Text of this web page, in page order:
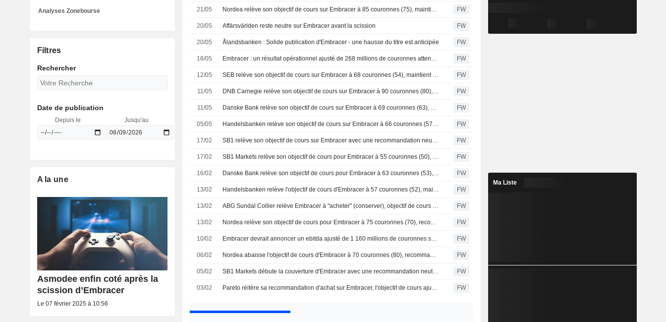
21/05 Nordea relève son objectif de cours sur Embracer à 85 couronnes (75), maintient son conseil à l'achat FW
20/05 Affärsvärlden reste neutre sur Embracer avant la scission FW
20/05 Ålandsbanken : Solide publication d'Embracer - une hausse du titre est anticipée FW
18/05 Embracer : un résultat opérationnel ajusté de 268 millions de couronnes attendu - Modular FW
12/05 SEB relève son objectif de cours sur Embracer à 68 couronnes (54), maintient sa recommandation à 'conserver' FW
11/05 DNB Carnegie relève son objectif de cours sur Embracer à 90 couronnes (80), maintient son conseil à l'achat FW
11/05 Danske Bank relève son objectif de cours sur Embracer à 69 couronnes (63), maintient sa recommandation à 'conserver' - BN FW
05/05 Handelsbanken relève son objectif de cours sur Embracer à 66 couronnes (57), maintient son opinion à 'conserver' - BN FW
17/02 SB1 relève son objectif de cours sur Embracer avec une recommandation neutre - des risques clairs sur les estimations 2026/2027 FW
17/02 SB1 Markets relève son objectif de cours pour Embracer à 55 couronnes (50), maintient sa recommandation neutre FW
16/02 Danske Bank relève son objectif de cours pour Embracer à 63 couronnes (53), recommande de conserver - BN FW
13/02 Handelsbanken relève l'objectif de cours d'Embracer à 57 couronnes (52), maintient sa recommandation de conserver - BN FW
13/02 ABG Sundal Collier relève Embracer à "acheter" (conserver), objectif de cours à 70 couronnes (65) - BN FW
13/02 Nordea relève son objectif de cours pour Embracer à 75 couronnes (70), recommande toujours l'achat FW
10/02 Embracer devrait annoncer un ebitda ajusté de 1 160 millions de couronnes selon Modular Finance FW
06/02 Nordea abaisse l'objectif de cours d'Embracer à 70 couronnes (80), recommande toujours l'achat FW
05/02 SB1 Markets débute la couverture d'Embracer avec une recommandation neutre et un objectif de cours à 50 couronnes FW
03/02 Pareto réitère sa recommandation d'achat sur Embracer, l'objectif de cours ajusté suite à la scission FW
Analyses Zonebourse
Filtres
Rechercher
Date de publication
Depuis le Jusqu'au
A la une
Asmodee enfin coté après la
scission d’Embracer
Le 07 février 2025 à 10:56
Ma Liste